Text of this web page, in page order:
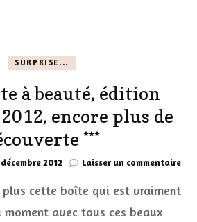
SURPRISE...
à beauté, édition
encore plus de
***
décembre 2012 Laisser un commentairesur
Ma
plus cette boîte qui est vraiment
avec tous ces beaux